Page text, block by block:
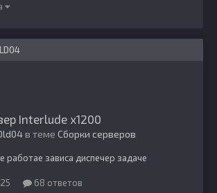
Interlude x1200
в теме Сборки серверов
работае зависа диспечер задаче
68 ответов